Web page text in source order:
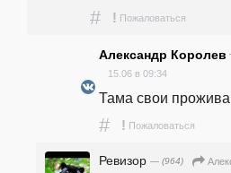
# ! Пожаловаться
Александр Королев
15.06 в 09:34
Тама свои
# ! Пожаловаться
Ревизор — (964)